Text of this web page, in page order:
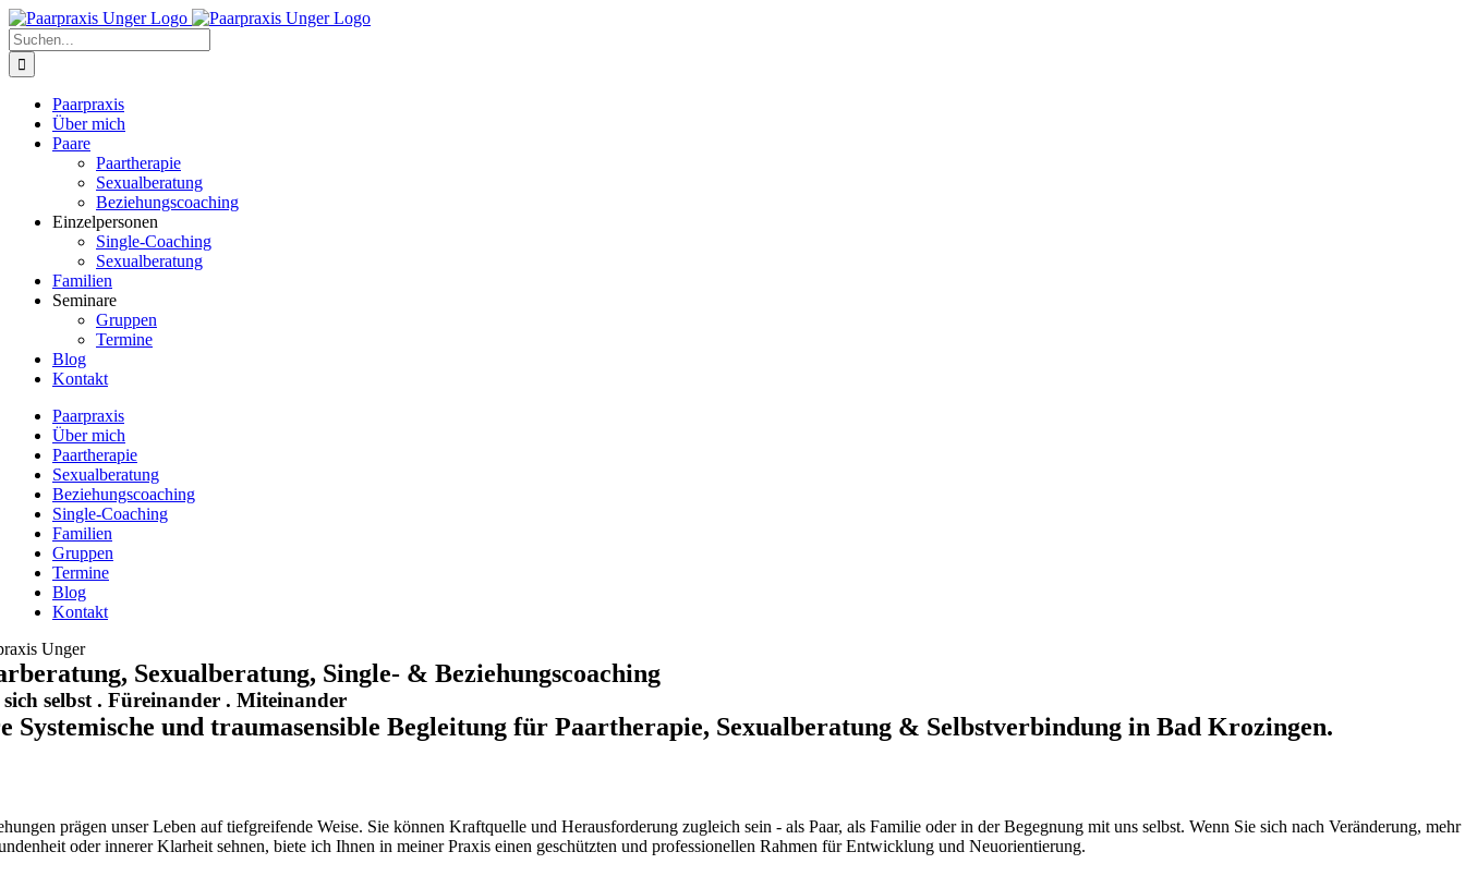
Zum
Inhalt
springen
Suche
nach:
Paarpraxis
Über mich
Paare
Paartherapie
Sexualberatung
Beziehungscoaching
Einzelpersonen
Single-Coaching
Sexualberatung
Familien
Seminare
Gruppen
Termine
Blog
Kontakt
Paarpraxis
Über mich
Paartherapie
Sexualberatung
Beziehungscoaching
Single-Coaching
Familien
Gruppen
Termine
Blog
Kontakt
Unger
Sexualberatung, Single- & Beziehungscoaching
selbst . Füreinander . Miteinander
Systemische und traumasensible Begleitung für Paartherapie, Sexualberatung & Selbstverbindung in Bad Krozingen.
prägen unser Leben auf tiefgreifende Weise. Sie können Kraftquelle und Herausforderung zugleich sein - als Paar, als Familie oder in der Begegnung mit uns selbst. Wenn Sie sich nach Veränderung, mehr
oder innerer Klarheit sehnen, biete ich Ihnen in meiner Praxis einen geschützten und professionellen Rahmen für Entwicklung und Neuorientierung.